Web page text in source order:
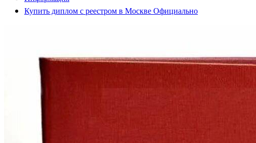
Купить диплом с реестром в Москве Официально